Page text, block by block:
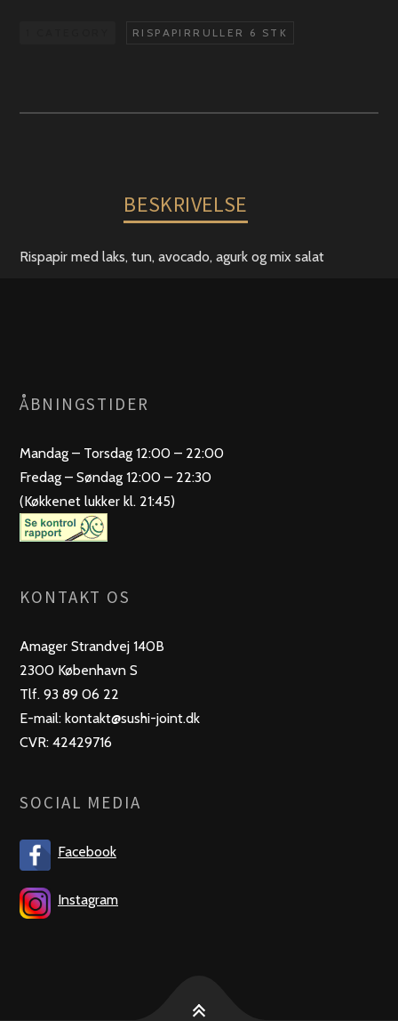
RISPAPIRRULLER 6 STK
BESKRIVELSE
Rispapir med laks, tun, avocado, agurk og mix salat
ÅBNINGSTIDER
Mandag – Torsdag 12:00 – 22:00
Fredag – Søndag 12:00 – 22:30
(Køkkenet lukker kl. 21:45)
KONTAKT OS
Amager Strandvej 140B
2300 København S
Tlf. 93 89 06 22
E-mail: kontakt@sushi-joint.dk
CVR: 42429716
SOCIAL MEDIA
Facebook
Instagram